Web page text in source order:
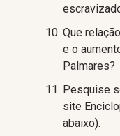
Que
e o
Palmares?
Pesquise
site
abaixo).